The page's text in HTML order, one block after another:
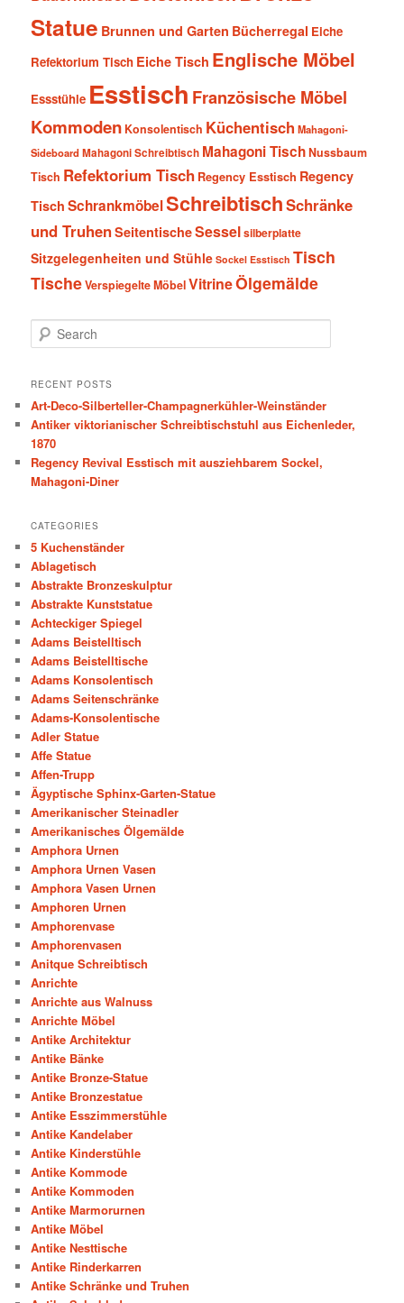
Statue Brunnen und Garten Bücherregal Eiche
Refektorium Tisch Eiche Tisch Englische Möbel
Essstühle Esstisch Französische Möbel
Kommoden Konsolentisch Küchentisch Mahagoni-
SideboardMahagoni Schreibtisch Mahagoni TischNussbaum
Tisch Refektorium Tisch Regency Esstisch Regency
Tisch SchrankmöbelSchreibtischSchränke
und TruhenSeitentischeSesselsilberplatte
Sitzgelegenheiten und Stühle Sockel Esstisch Tisch
TischeVerspiegelte MöbelVitrineÖlgemälde
e
r
h
RECENT POSTS
Art-Deco-Silberteller-Champagnerkühler-Weinständer
Antiker viktorianischer Schreibtischstuhl aus Eichenleder,
1870
Regency Revival Esstisch mit ausziehbarem Sockel,
Mahagoni-Diner
CATEGORIES
5 Kuchenständer
Ablagetisch
Abstrakte Bronzeskulptur
Abstrakte Kunststatue
Achteckiger Spiegel
Adams Beistelltisch
Adams Beistelltische
Adams Konsolentisch
Adams Seitenschränke
Adams-Konsolentische
Adler Statue
Affe Statue
Affen-Trupp
Ägyptische Sphinx-Garten-Statue
Amerikanischer Steinadler
Amerikanisches Ölgemälde
Amphora Urnen
Amphora Urnen Vasen
Amphora Vasen Urnen
Amphoren Urnen
Amphorenvase
Amphorenvasen
Anitque Schreibtisch
Anrichte
Anrichte aus Walnuss
Anrichte Möbel
Antike Architektur
Antike Bänke
Antike Bronze-Statue
Antike Bronzestatue
Antike Esszimmerstühle
Antike Kandelaber
Antike Kinderstühle
Antike Kommode
Antike Kommoden
Antike Marmorurnen
Antike Möbel
Antike Nesttische
Antike Rinderkarren
Antike Schränke und Truhen